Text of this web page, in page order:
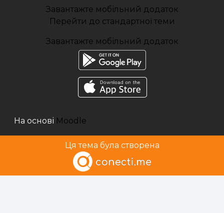
Завантажте мобільний додаток
Перейти до стандартної теми
Завантажте мобільний додаток
На основі Moodle
Ця тема була створена